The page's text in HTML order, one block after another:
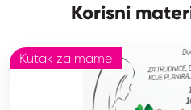
Korisni
Kutak za mame